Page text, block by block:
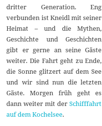
dritter Generation. Eng
verbunden ist Kneidl mit seiner
Heimat – und die Mythen,
Geschichte und Geschichten
gibt er gerne an seine Gäste
weiter. Die Fahrt geht zu Ende,
die Sonne glitzert auf dem See
und wir sind nun die letzten
Gäste. Morgen früh geht es
dann weiter mit derSchifffahrt
auf dem Kochelsee.